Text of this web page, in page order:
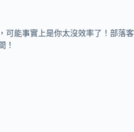
能事實上是你太沒效率了！部落
！